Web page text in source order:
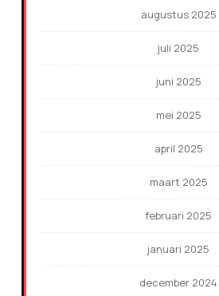
augustus 2025
juli 2025
juni 2025
mei 2025
april 2025
maart 2025
februari 2025
januari 2025
december 2024